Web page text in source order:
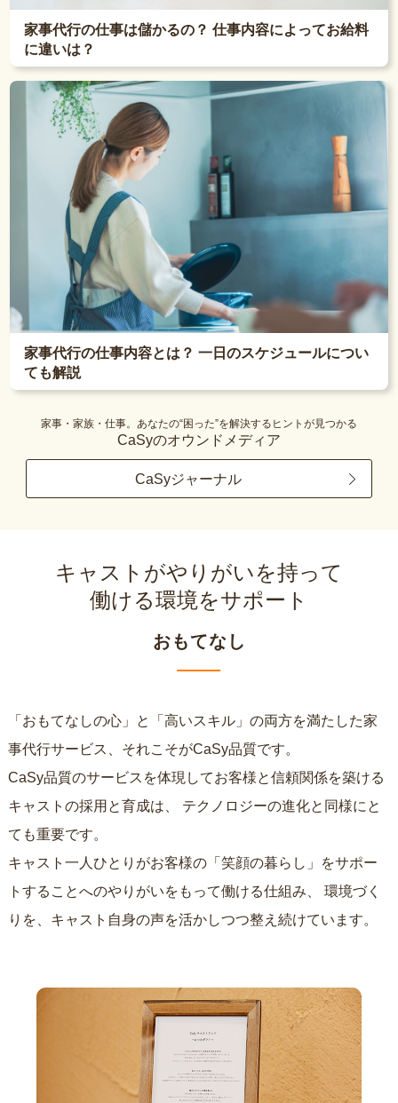
家事代行の仕事は儲かるの？ 仕事内容によってお給料
に違いは？
家事代行の仕事内容とは？ 一日のスケジュールについ
ても解説
家事・家族・仕事。あなたの“困った”を解決するヒントが見つかる
CaSyのオウンドメディア
CaSyジャーナル
キャストがやりがいを持って
働ける環境をサポート
おもてなし
「おもてなしの心」と「高いスキル」の両方を満たした家
事代行サービス、それこそがCaSy品質です。
CaSy品質のサービスを体現してお客様と信頼関係を築ける
キャストの採用と育成は、
ても重要です。
キャスト一人ひとりがお客様の「笑顔の暮らし」をサポー
トすることへのやりがいをもって働ける仕組み、
りを、キャスト自身の声を活かしつつ整え続けています。